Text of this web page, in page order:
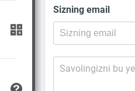
Sizning email